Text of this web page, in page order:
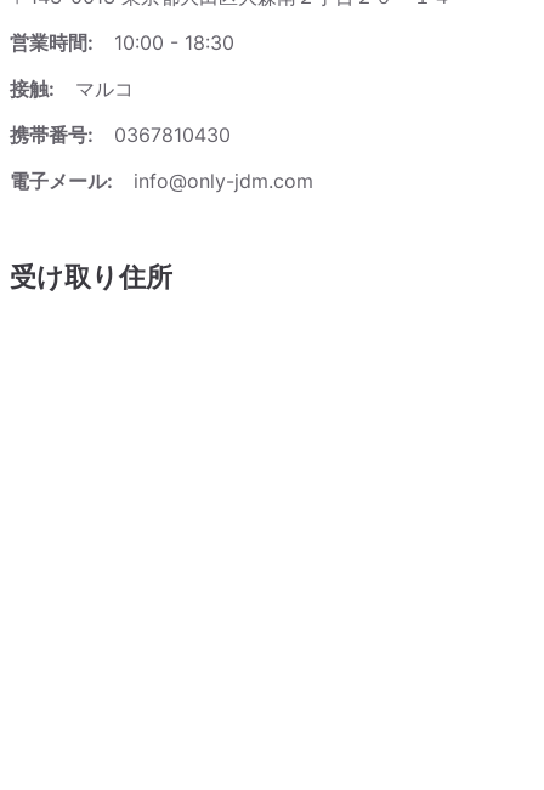
営業時間:
10:00 - 18:30
接触:
マルコ
携帯番号:
0367810430
電子メール:
info@only-jdm.com
受け取り住所